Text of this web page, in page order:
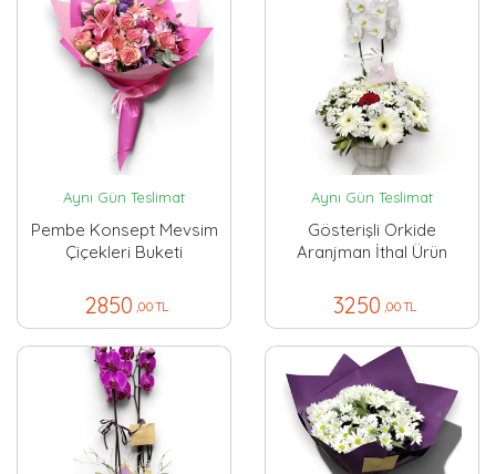
Aynı Gün Teslimat
Pembe Konsept Mevsim
Çiçekleri Buketi
2850 ,00 TL
Aynı Gün Teslimat
Gösterişli Orkide
Aranjman İthal Ürün
3250 ,00 TL